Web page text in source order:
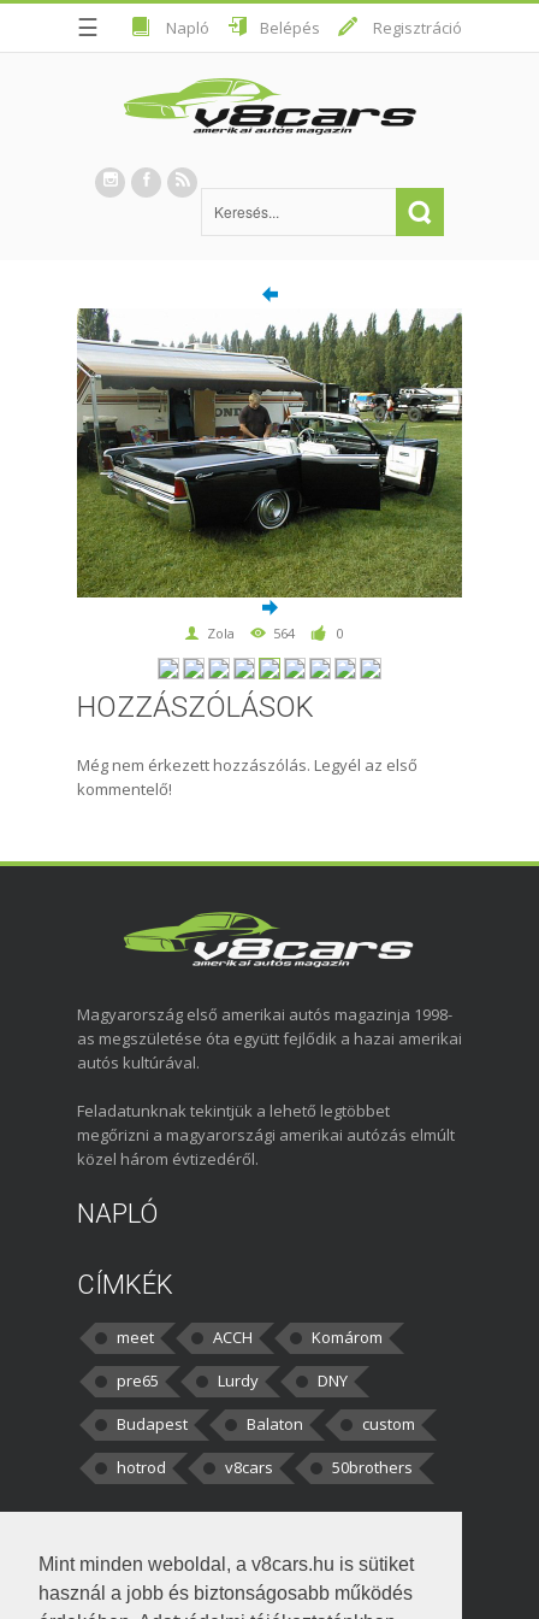
Mint minden weboldal, a v8cars.hu is sütiket
használ a jobb és biztonságosabb működés
☰ Napló Belépés Regisztráció
Zola 564 0
HOZZÁSZÓLÁSOK
Még nem érkezett hozzászólás. Legyél az első
kommentelő!
Magyarország első amerikai autós magazinja 1998-
as megszületése óta együtt fejlődik a hazai amerikai
autós kultúrával.
Feladatunknak tekintjük a lehető legtöbbet
megőrizni a magyarországi amerikai autózás elmúlt
közel három évtizedéről.
NAPLÓ
CÍMKÉK
meet ACCH
Komárom
pre65
Lurdy
DNY
Budapest
Balaton
custom
hotrod
v8cars 50brothers
kortisz:Elszúrtam! Én csak két
darabbaal számoltam. Nem tudtam, hogy fél autót,